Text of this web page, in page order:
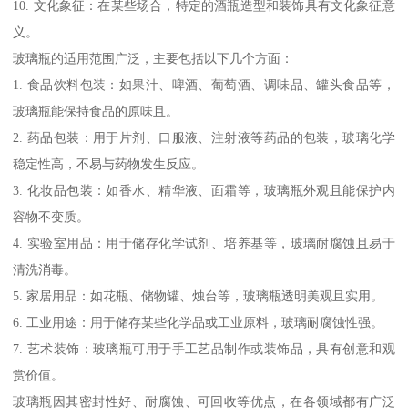
10. 文化象征：在某些场合，特定的酒瓶造型和装饰具有文化象征意
义。
玻璃瓶的适用范围广泛，主要包括以下几个方面：
1. 食品饮料包装：如果汁、啤酒、葡萄酒、调味品、罐头食品等，
玻璃瓶能保持食品的原味且。
2. 药品包装：用于片剂、口服液、注射液等药品的包装，玻璃化学
稳定性高，不易与药物发生反应。
3. 化妆品包装：如香水、精华液、面霜等，玻璃瓶外观且能保护内
容物不变质。
4. 实验室用品：用于储存化学试剂、培养基等，玻璃耐腐蚀且易于
清洗消毒。
5. 家居用品：如花瓶、储物罐、烛台等，玻璃瓶透明美观且实用。
6. 工业用途：用于储存某些化学品或工业原料，玻璃耐腐蚀性强。
7. 艺术装饰：玻璃瓶可用于手工艺品制作或装饰品，具有创意和观
赏价值。
玻璃瓶因其密封性好、耐腐蚀、可回收等优点，在各领域都有广泛